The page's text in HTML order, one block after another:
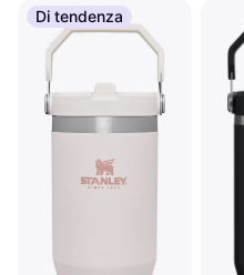
Di tendenza